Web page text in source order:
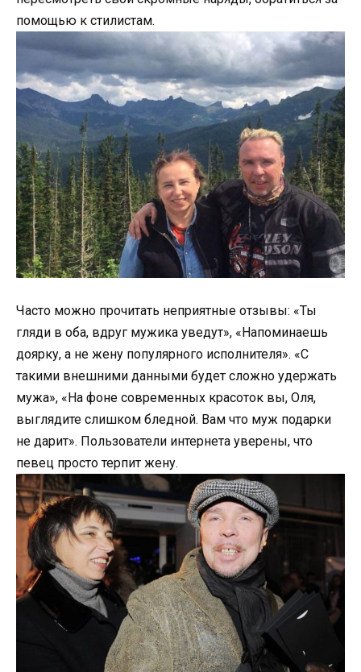
помощью к стилистам.
Часто можно прочитать неприятные отзывы: «Ты
гляди в оба, вдруг мужика уведут», «Напоминаешь
доярку, а не жену популярного исполнителя». «С
такими внешними данными будет сложно удержать
мужа», «На фоне современных красоток вы, Оля,
выглядите слишком бледной. Вам что муж подарки
не дарит». Пользователи интернета уверены, что
певец просто терпит жену.